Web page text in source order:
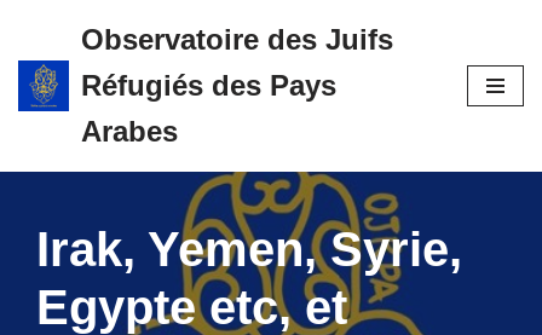
Aller
au
Observatoire des Juifs
Réfugiés des Pays
Arabes
Irak, Yemen, Syrie,
Egypte etc, et